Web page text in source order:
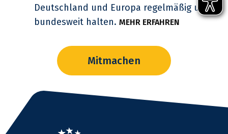
Deutschland und Europa regelmäßig und
bundesweit halten. MEHR ERFAHREN
Mitmachen